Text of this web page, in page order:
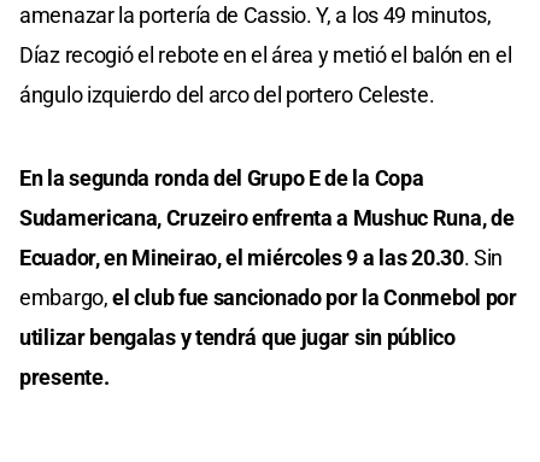
amenazar la portería de Cassio. Y, a los 49 minutos,
Díaz recogió el rebote en el área y metió el balón en el
ángulo izquierdo del arco del portero Celeste.
En la segunda ronda del Grupo E de la Copa
Sudamericana, Cruzeiro enfrenta a Mushuc Runa, de
Ecuador, en Mineirao, el miércoles 9 a las 20.30. Sin
embargo,el club fue sancionado por la Conmebol por
utilizar bengalas y tendrá que jugar sin público
presente.